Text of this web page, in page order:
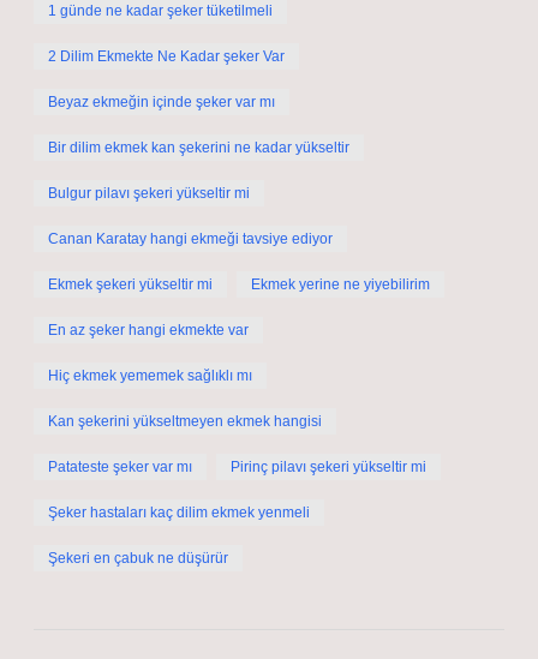
1 günde ne kadar şeker tüketilmeli
2 Dilim Ekmekte Ne Kadar şeker Var
Beyaz ekmeğin içinde şeker var mı
Bir dilim ekmek kan şekerini ne kadar yükseltir
Bulgur pilavı şekeri yükseltir mi
Canan Karatay hangi ekmeği tavsiye ediyor
Ekmek şekeri yükseltir mi Ekmek yerine ne yiyebilirim
En az şeker hangi ekmekte var
Hiç ekmek yememek sağlıklı mı
Kan şekerini yükseltmeyen ekmek hangisi
Patateste şeker var mı Pirinç pilavı şekeri yükseltir mi
Şeker hastaları kaç dilim ekmek yenmeli
Şekeri en çabuk ne düşürür